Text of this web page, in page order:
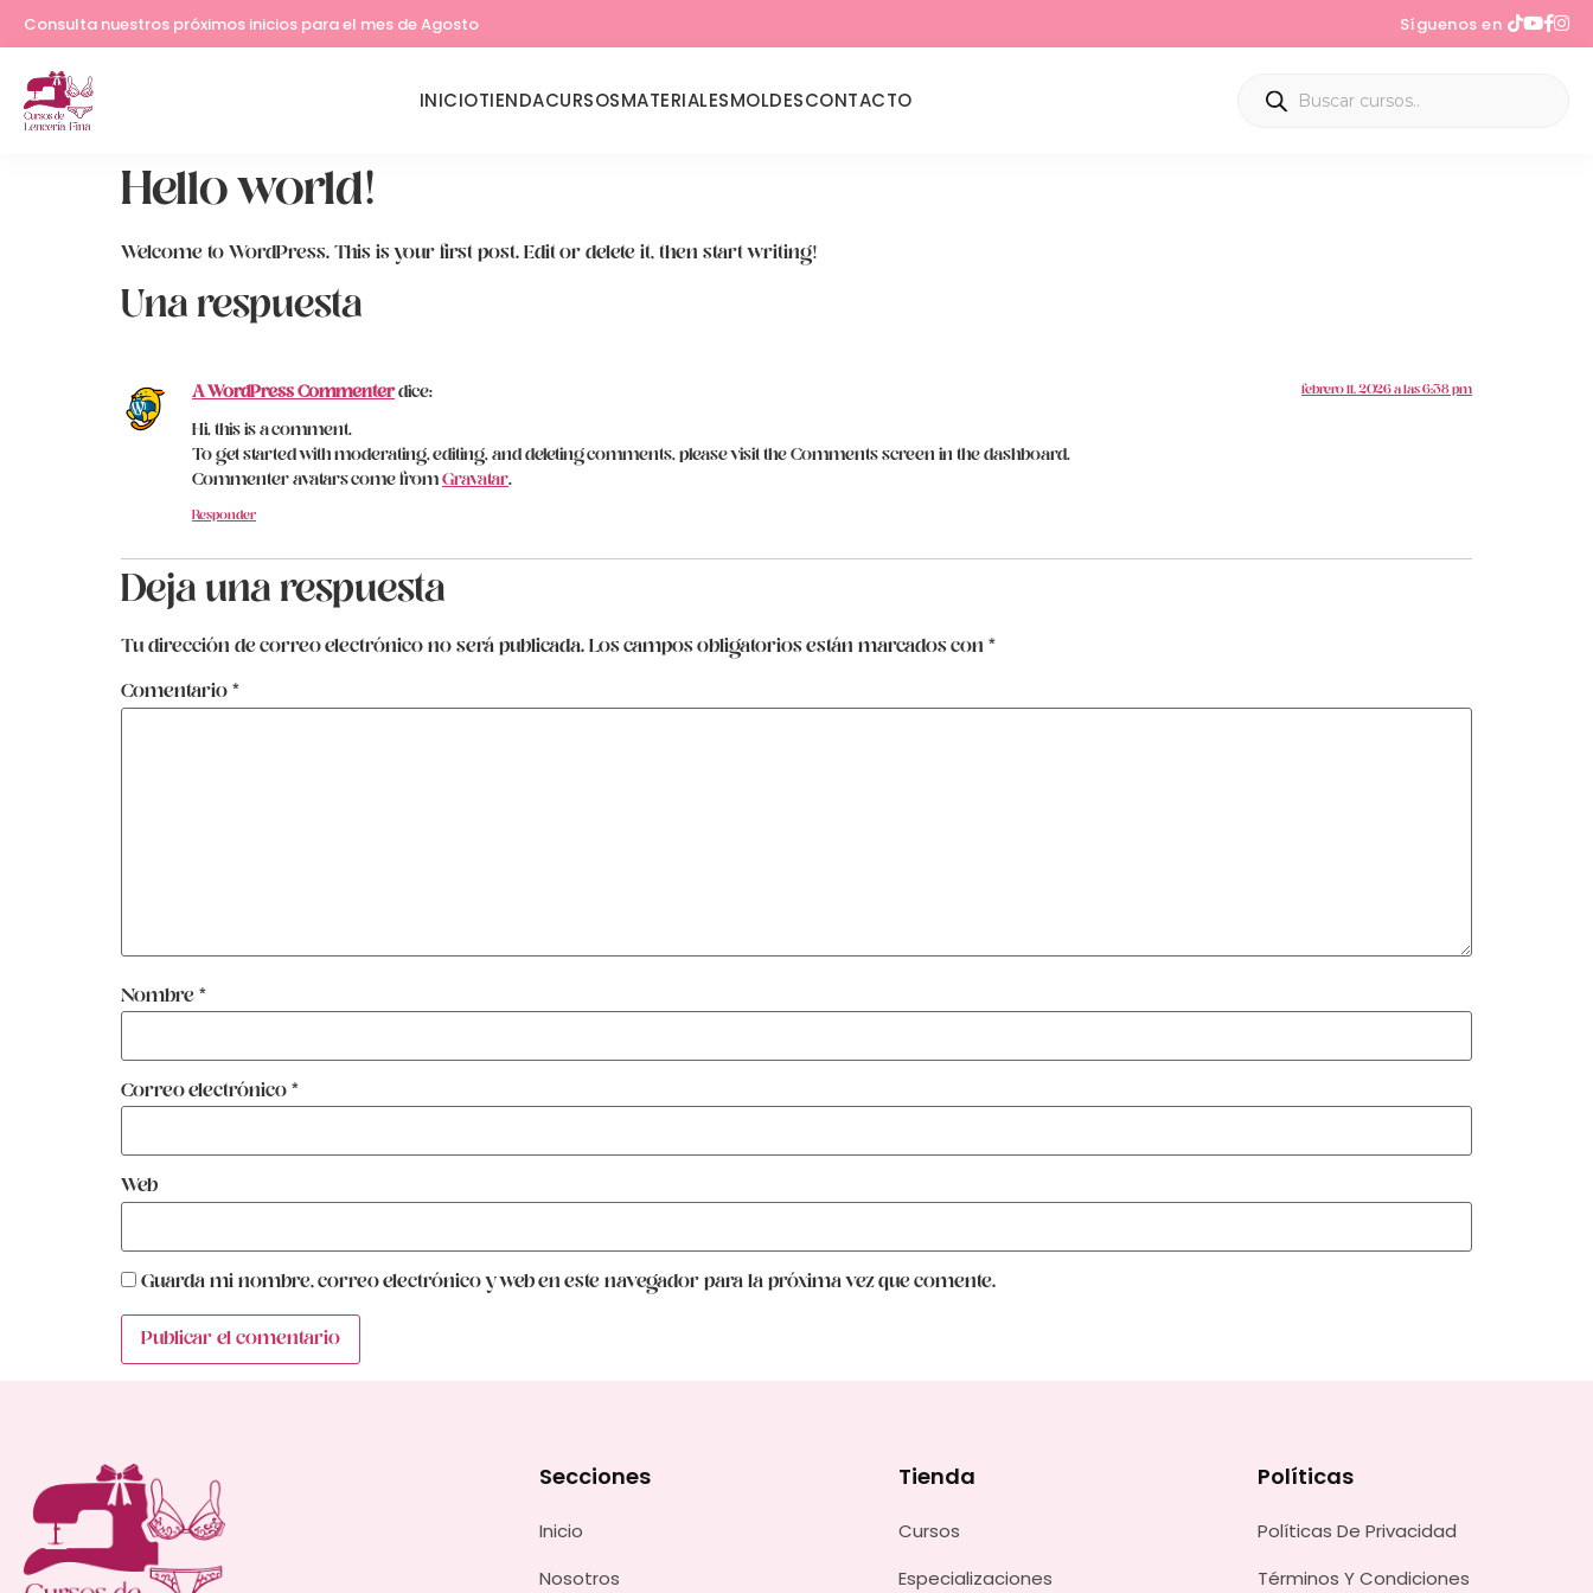
Consulta nuestros próximos inicios para el mes de Agosto Síguenos en
INICIOTIENDACURSOSMATERIALESMOLDESCONTACTO
Hello world!
Welcome to WordPress. This is your first post. Edit or delete it, then start writing!
Una respuesta
A WordPress Commenterdice: febrero 11, 2026 a las 6:38 pm
Hi, this is a comment.
To get started with moderating, editing, and deleting comments, please visit the Comments screen in the dashboard.
Commenter avatars come fromGravatar.
Responder
Deja una respuesta
Tu dirección de correo electrónico no será publicada.Los campos obligatorios están marcados con *
Comentario*
Nombre*
Correo electrónico*
Web
Guarda mi nombre, correo electrónico y web en este navegador para la próxima vez que comente.
Secciones
Inicio
Nosotros
Tienda
Cursos
Especializaciones
Políticas
Políticas De Privacidad
Términos Y Condiciones